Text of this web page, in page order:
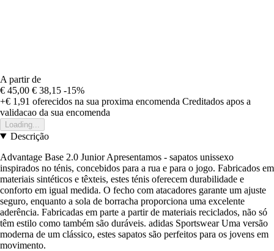
A partir de
€ 45,00 € 38,15 -15%
+€ 1,91 oferecidos na sua proxima encomenda Creditados apos a
validacao da sua encomenda
Loading...
Descrição
Advantage Base 2.0 Junior Apresentamos - sapatos unissexo
inspirados no ténis, concebidos para a rua e para o jogo. Fabricados em
materiais sintéticos e têxteis, estes ténis oferecem durabilidade e
conforto em igual medida. O fecho com atacadores garante um ajuste
seguro, enquanto a sola de borracha proporciona uma excelente
aderência. Fabricadas em parte a partir de materiais reciclados, não só
têm estilo como também são duráveis. adidas Sportswear Uma versão
moderna de um clássico, estes sapatos são perfeitos para os jovens em
movimento.